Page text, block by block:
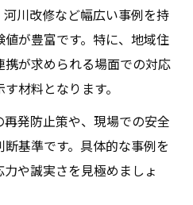
川改修など幅広い事例を持
が豊富です。特に、地域住
が求められる場面での対応
材料となります。
発防止策や、現場での安全
基準です。具体的な事例を
や誠実さを見極めましょ